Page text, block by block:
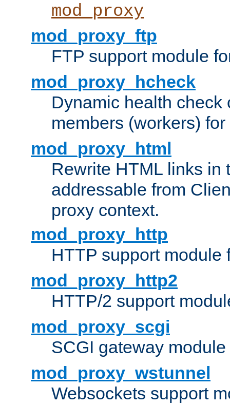
mod_proxy
mod_proxy_ftp
FTP support module
mod_proxy_hcheck
Dynamic health check
members (workers) for
mod_proxy_html
Rewrite HTML links in
addressable from
proxy context.
mod_proxy_http
HTTP support module
mod_proxy_http2
HTTP/2 support
mod_proxy_scgi
SCGI gateway
mod_proxy_wstunnel
Websockets support